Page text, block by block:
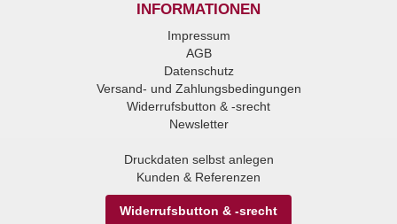
INFORMATIONEN
Impressum
AGB
Datenschutz
Versand- und Zahlungsbedingungen
Widerrufsbutton & -srecht
Newsletter
Druckdaten selbst anlegen
Kunden & Referenzen
Widerrufsbutton & -srecht